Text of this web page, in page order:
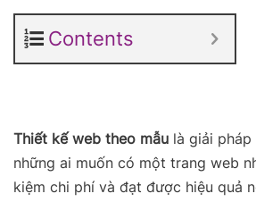
Contents
Thiết kế web theo mẫu là giải pháp
những ai muốn có một trang web
kiệm chi phí và đạt được hiệu quả